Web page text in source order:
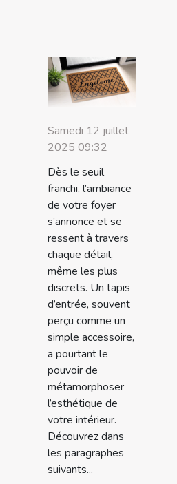
Samedi 12 juillet
2025 09:32
Dès le seuil
franchi, l’ambiance
de votre foyer
s’annonce et se
ressent à travers
chaque détail,
même les plus
discrets. Un tapis
d’entrée, souvent
perçu comme un
simple accessoire,
a pourtant le
pouvoir de
métamorphoser
l’esthétique de
votre intérieur.
Découvrez dans
les paragraphes
suivants...